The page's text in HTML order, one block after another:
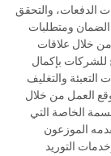
الدفعات، والتحقق
الضمان ومتطلبات
من خلال علاقات
للشركات بإكمال
التعبئة والتغليف
العمل من خلال
الخاصة التي
الموزعون
التوريد